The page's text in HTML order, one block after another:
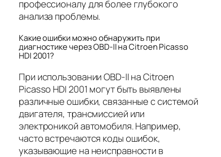
профессионалу для более глубокого
анализа проблемы.
Какие ошибки можно обнаружить при
диагностике через OBD-II на Citroen Picasso
HDI 2001?
При использовании OBD-II на Citroen
Picasso HDI 2001 могут быть выявлены
различные ошибки, связанные с системой
двигателя, трансмиссией или
электроникой автомобиля. Например,
часто встречаются коды ошибок,
указывающие на неисправности в